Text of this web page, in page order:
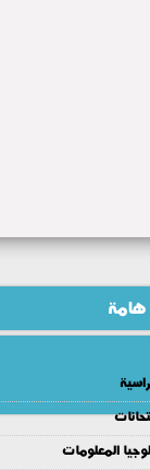
هامة
المعلومات